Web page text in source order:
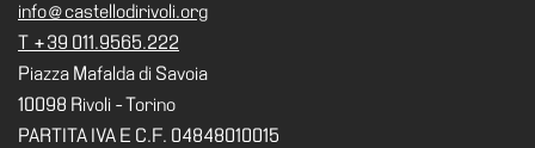
Amministrazione
trasparente
Whistleblowing
Sostieni
info@castellodirivoli.org
T +39 011.9565.222
Piazza Mafalda di Savoia
10098 Rivoli - Torino
PARTITA IVA E C.F. 04848010015